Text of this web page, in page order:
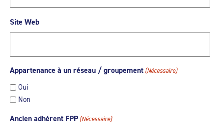
Site Web
Appartenance à un réseau / groupement (Nécessaire)
Oui
Non
Ancien adhérent FPP (Nécessaire)